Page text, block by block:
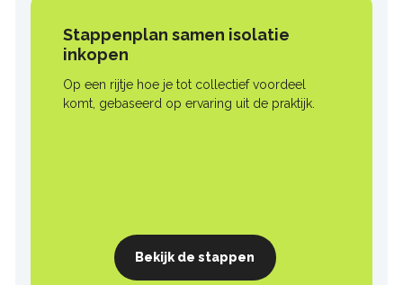
Stappenplan samen isolatie
inkopen
Op een rijtje hoe je tot collectief voordeel
komt, gebaseerd op ervaring uit de praktijk.
Bekijk de stappen